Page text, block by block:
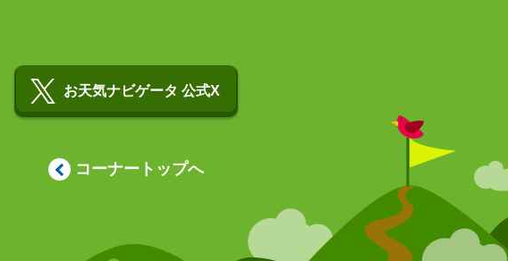
お天気ナビゲータ 公式X
コーナートップへ